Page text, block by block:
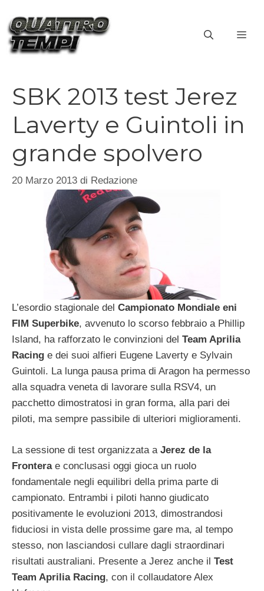
contenuto
SBK 2013 test Jerez
Laverty e Guintoli in
grande spolvero
20 Marzo 2013 di Redazione
L’esordio stagionale del Campionato Mondiale eni
FIM Superbike, avvenuto lo scorso febbraio a Phillip
Island, ha rafforzato le convinzioni del Team Aprilia
Racing e dei suoi alfieri Eugene Laverty e Sylvain
Guintoli. La lunga pausa prima di Aragon ha permesso
alla squadra veneta di lavorare sulla RSV4, un
pacchetto dimostratosi in gran forma, alla pari dei
piloti, ma sempre passibile di ulteriori miglioramenti.
La sessione di test organizzata a Jerez de la
Fronterae conclusasi oggi gioca un ruolo
fondamentale negli equilibri della prima parte di
campionato. Entrambi i piloti hanno giudicato
positivamente le evoluzioni 2013, dimostrandosi
fiduciosi in vista delle prossime gare ma, al tempo
stesso, non lasciandosi cullare dagli straordinari
risultati australiani. Presente a Jerez anche il Test
Team Aprilia Racing, con il collaudatore Alex